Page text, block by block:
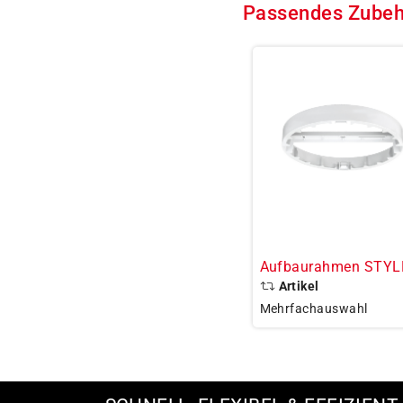
Passendes
Aufbaurahmen
Artikel
Mehrfachauswahl